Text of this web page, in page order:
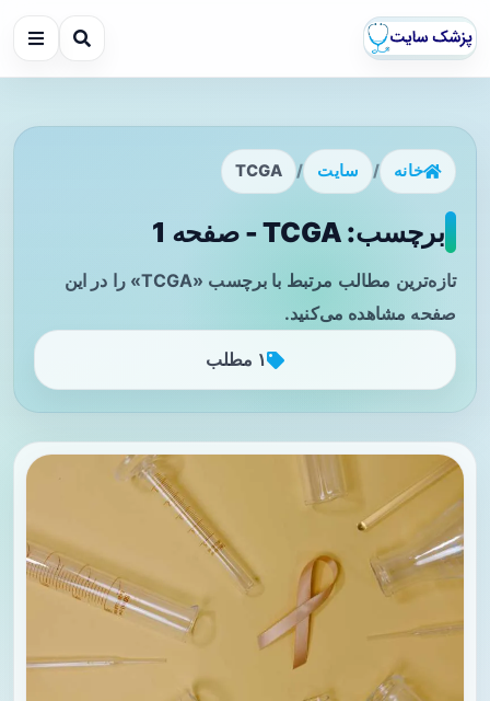
خانه / سایت /
TCGA
برچسب: TCGA - صفحه 1
تازه‌ترین مطالب مرتبط با برچسب «TCGA» را در این
صفحه مشاهده می‌کنید.
۱ مطلب